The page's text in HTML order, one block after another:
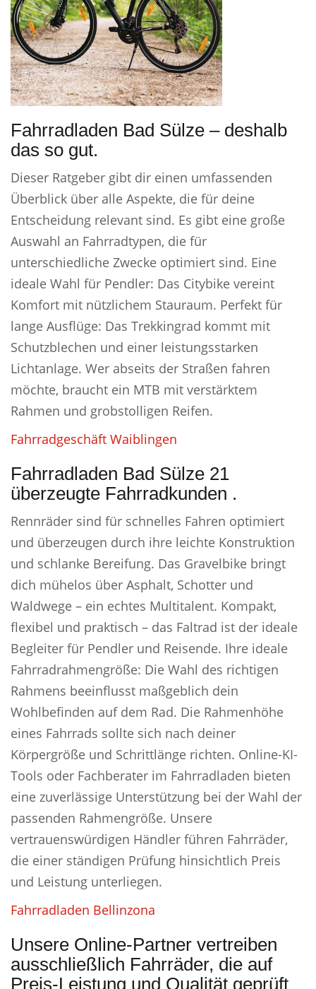
Fahrradladen Bad Sülze – deshalb
das so gut.
Dieser Ratgeber gibt dir einen umfassenden
Überblick über alle Aspekte, die für deine
Entscheidung relevant sind. Es gibt eine große
Auswahl an Fahrradtypen, die für
unterschiedliche Zwecke optimiert sind. Eine
ideale Wahl für Pendler: Das Citybike vereint
Komfort mit nützlichem Stauraum. Perfekt für
lange Ausflüge: Das Trekkingrad kommt mit
Schutzblechen und einer leistungsstarken
Lichtanlage. Wer abseits der Straßen fahren
möchte, braucht ein MTB mit verstärktem
Rahmen und grobstolligen Reifen.
Fahrradgeschäft Waiblingen
Fahrradladen Bad Sülze 21
überzeugte Fahrradkunden .
Rennräder sind für schnelles Fahren optimiert
und überzeugen durch ihre leichte Konstruktion
und schlanke Bereifung. Das Gravelbike bringt
dich mühelos über Asphalt, Schotter und
Waldwege – ein echtes Multitalent. Kompakt,
flexibel und praktisch – das Faltrad ist der ideale
Begleiter für Pendler und Reisende. Ihre ideale
Fahrradrahmengröße: Die Wahl des richtigen
Rahmens beeinflusst maßgeblich dein
Wohlbefinden auf dem Rad. Die Rahmenhöhe
eines Fahrrads sollte sich nach deiner
Körpergröße und Schrittlänge richten. Online-KI-
Tools oder Fachberater im Fahrradladen bieten
eine zuverlässige Unterstützung bei der Wahl der
passenden Rahmengröße. Unsere
vertrauenswürdigen Händler führen Fahrräder,
die einer ständigen Prüfung hinsichtlich Preis
und Leistung unterliegen.
Fahrradladen Bellinzona
Unsere Online-Partner vertreiben
ausschließlich Fahrräder, die auf
Preis-Leistung und Qualität geprüft